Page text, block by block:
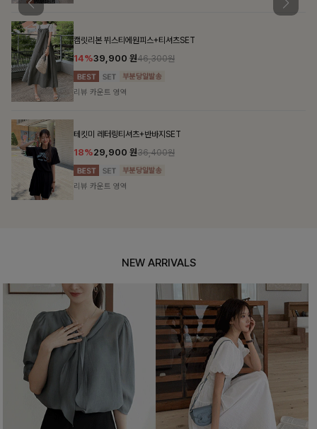
캠릿리본 뷔스티에원피스+티셔츠SET
14%39,900 원46,300원
리뷰 카운트 영역
테킷미 레터링티셔츠+반바지SET
18%29,900 원36,400원
리뷰 카운트 영역
NEW ARRIVALS